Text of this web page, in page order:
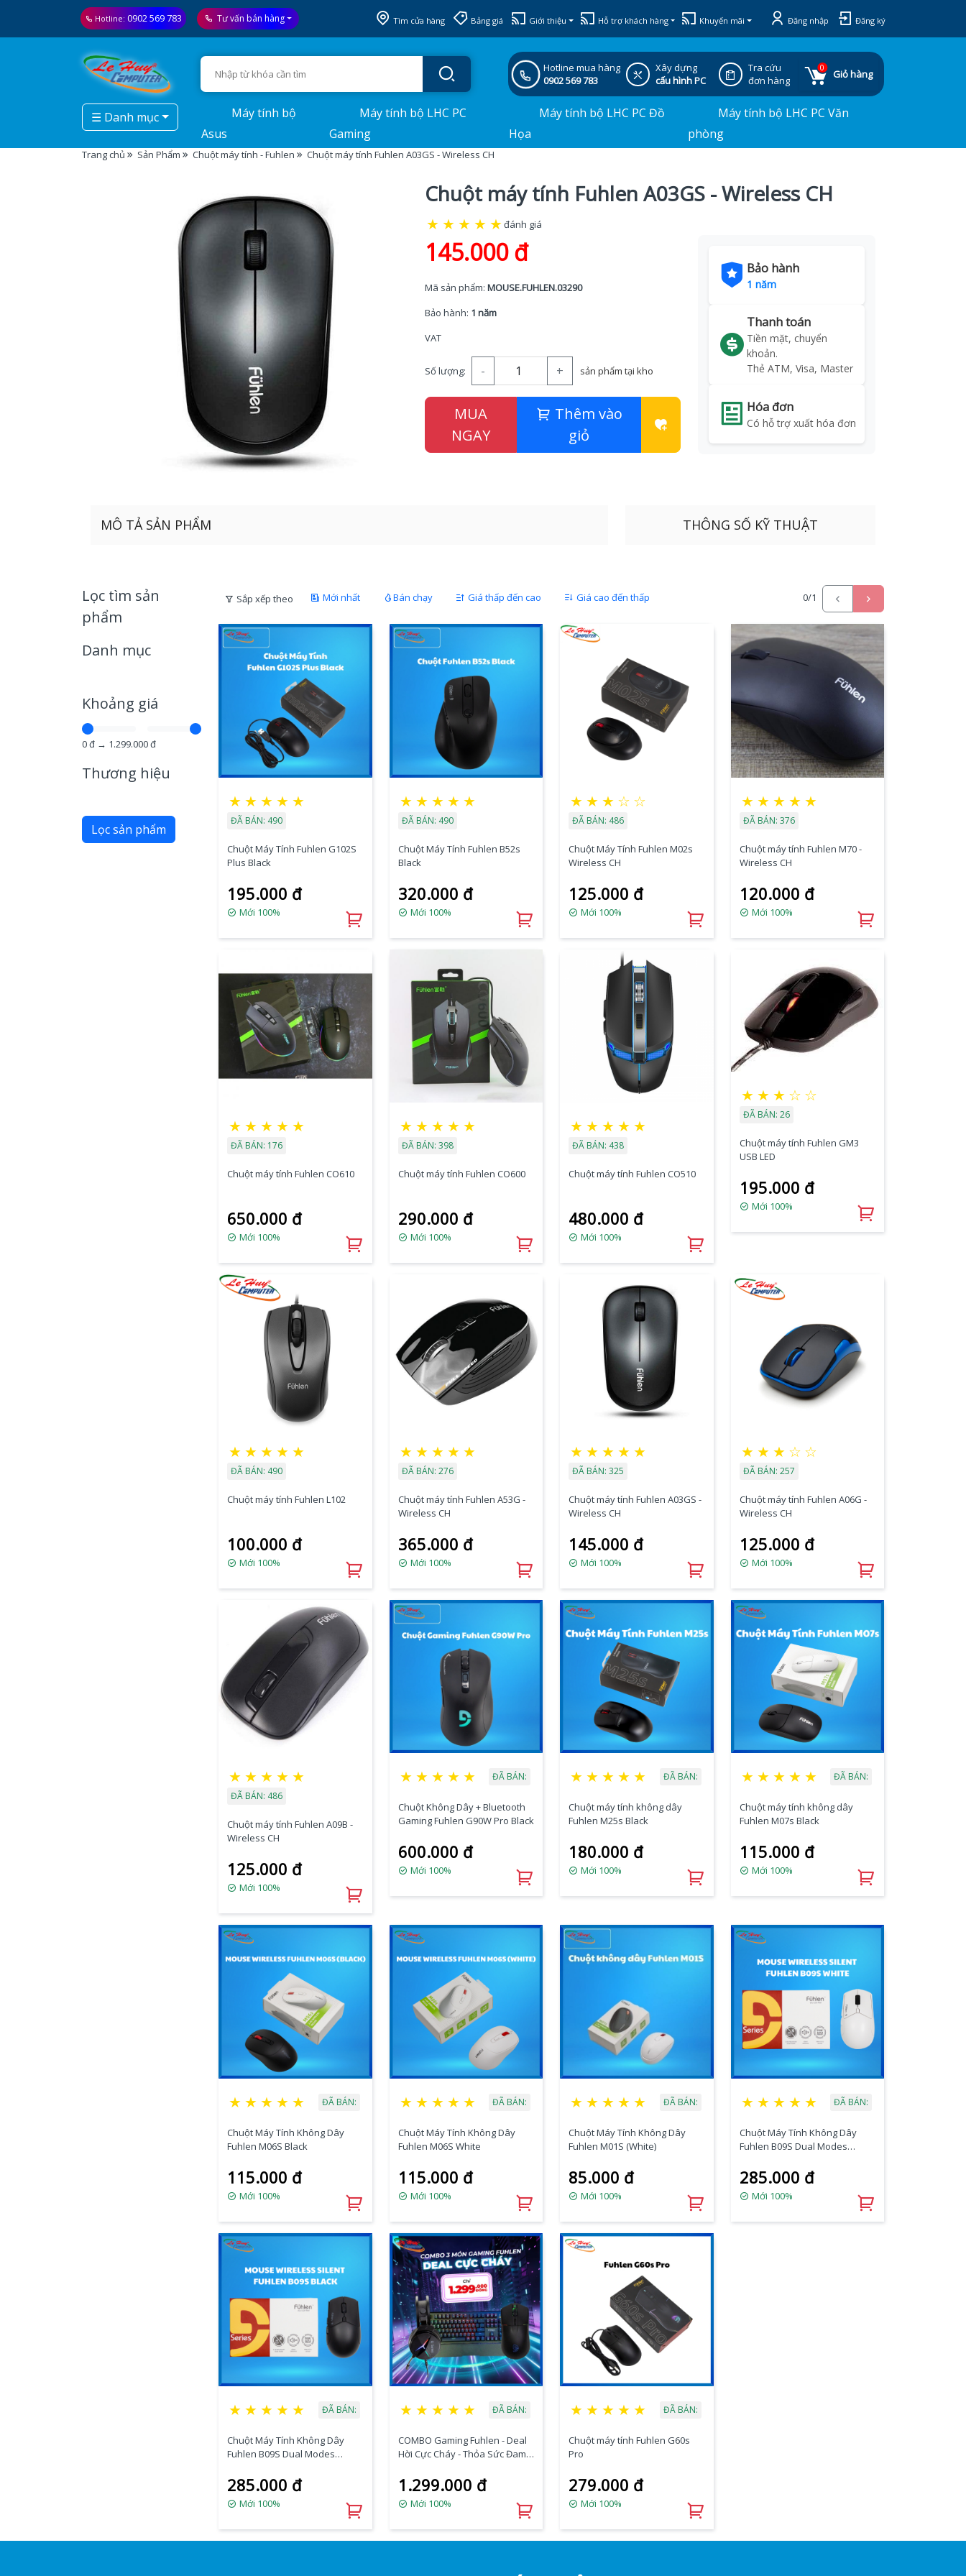
Hotline: 0902 569 783 Tư vấn bán hàng Tìm cửa hàng Bảng giá Giới thiệu Hỗ trợ khách hàng Khuyến mãi Đăng nhập Đăng ký
Hotline mua hàng
0902 569 783
Xây dựng
cấu hình PC
Tra cứu
đơn hàng
0
Giỏ hàng
☰ Danh mục
Máy tính bộ
Asus
Máy tính bộ LHC PC
Gaming
Máy tính bộ LHC PC Đồ
Họa
Máy tính bộ LHC PC Văn
phòng
Trang chủ Sản Phẩm Chuột máy tính - Fuhlen Chuột máy tính Fuhlen A03GS - Wireless CH
Chuột máy tính Fuhlen A03GS - Wireless CH
★ ★ ★ ★ ★đánh giá
145.000 đ
Mã sản phẩm: MOUSE.FUHLEN.03290
Bảo hành: 1 năm
VAT
Số lượng: - + sản phẩm tại kho
MUA
NGAY
Thêm vào
giỏ
Bảo hành
1 năm
Thanh toán
Tiền mặt, chuyển
khoản.
Thẻ ATM, Visa, Master
Hóa đơn
Có hỗ trợ xuất hóa đơn
MÔ TẢ SẢN PHẨM THÔNG SỐ KỸ THUẬT
Lọc tìm sản
phẩm
Danh mục
Khoảng giá
0đ → 1.299.000đ
Thương hiệu
Lọc sản phẩm
Sắp xếp theo Mới nhất Bán chạy Giá thấp đến cao Giá cao đến thấp 0/1
★ ★ ★ ★ ★
ĐÃ BÁN: 490
Chuột Máy Tính Fuhlen G102S
Plus Black
195.000 đ
Mới 100%
★ ★ ★ ★ ★
ĐÃ BÁN: 490
Chuột Máy Tính Fuhlen B52s
Black
320.000 đ
Mới 100%
★ ★ ★ ☆ ☆
ĐÃ BÁN: 486
Chuột Máy Tính Fuhlen M02s
Wireless CH
125.000 đ
Mới 100%
★ ★ ★ ★ ★
ĐÃ BÁN: 376
Chuột máy tính Fuhlen M70 -
Wireless CH
120.000 đ
Mới 100%
★ ★ ★ ★ ★
ĐÃ BÁN: 176
Chuột máy tính Fuhlen CO610
650.000 đ
Mới 100%
★ ★ ★ ★ ★
ĐÃ BÁN: 398
Chuột máy tính Fuhlen CO600
290.000 đ
Mới 100%
★ ★ ★ ★ ★
ĐÃ BÁN: 438
Chuột máy tính Fuhlen CO510
480.000 đ
Mới 100%
★ ★ ★ ☆ ☆
ĐÃ BÁN: 26
Chuột máy tính Fuhlen GM3
USB LED
195.000 đ
Mới 100%
★ ★ ★ ★ ★
ĐÃ BÁN: 490
Chuột máy tính Fuhlen L102
100.000 đ
Mới 100%
★ ★ ★ ★ ★
ĐÃ BÁN: 276
Chuột máy tính Fuhlen A53G -
Wireless CH
365.000 đ
Mới 100%
★ ★ ★ ★ ★
ĐÃ BÁN: 325
Chuột máy tính Fuhlen A03GS -
Wireless CH
145.000 đ
Mới 100%
★ ★ ★ ☆ ☆
ĐÃ BÁN: 257
Chuột máy tính Fuhlen A06G -
Wireless CH
125.000 đ
Mới 100%
★ ★ ★ ★ ★
ĐÃ BÁN: 486
Chuột máy tính Fuhlen A09B -
Wireless CH
125.000 đ
Mới 100%
★ ★ ★ ★ ★ ĐÃ BÁN:
Chuột Không Dây + Bluetooth
Gaming Fuhlen G90W Pro Black
600.000 đ
Mới 100%
★ ★ ★ ★ ★ ĐÃ BÁN:
Chuột máy tính không dây
Fuhlen M25s Black
180.000 đ
Mới 100%
★ ★ ★ ★ ★ ĐÃ BÁN:
Chuột máy tính không dây
Fuhlen M07s Black
115.000 đ
Mới 100%
★ ★ ★ ★ ★ ĐÃ BÁN:
Chuột Máy Tính Không Dây
Fuhlen M06S Black
115.000 đ
Mới 100%
★ ★ ★ ★ ★ ĐÃ BÁN:
Chuột Máy Tính Không Dây
Fuhlen M06S White
115.000 đ
Mới 100%
★ ★ ★ ★ ★ ĐÃ BÁN:
Chuột Máy Tính Không Dây
Fuhlen M01S (White)
85.000 đ
Mới 100%
★ ★ ★ ★ ★ ĐÃ BÁN:
Chuột Máy Tính Không Dây
Fuhlen B09S Dual Modes
285.000 đ
Mới 100%
★ ★ ★ ★ ★ ĐÃ BÁN:
Chuột Máy Tính Không Dây
Fuhlen B09S Dual Modes
285.000 đ
Mới 100%
★ ★ ★ ★ ★ ĐÃ BÁN:
COMBO Gaming Fuhlen - Deal
Hời Cực Cháy - Thỏa Sức Đam
1.299.000 đ
Mới 100%
★ ★ ★ ★ ★ ĐÃ BÁN:
Chuột máy tính Fuhlen G60s
Pro
279.000 đ
Mới 100%